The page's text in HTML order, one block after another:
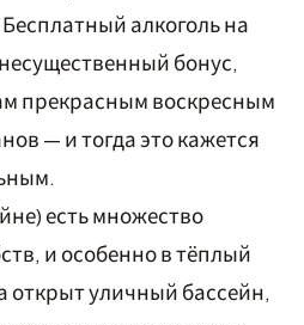
алкоголь на
бонус,
прекрасным воскресным
— и тогда это кажется
есть множество
и особенно в тёплый
открыт уличный бассейн,